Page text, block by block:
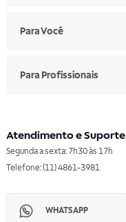
Para Você
Para Profissionais
Atendimento e Suporte
Segunda a sexta: 7h30 às 17h
Telefone: (11) 4861-3981
WHATSAPP